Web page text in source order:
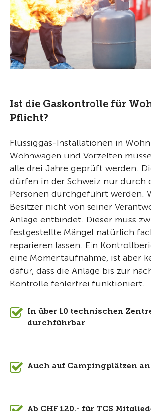
Ist die Gaskontrolle für
Pflicht?
Flüssiggas-Installationen in
Wohnwagen und Vorzelten
alle drei Jahre geprüft werden.
dürfen in der Schweiz nur durch
Personen durchgeführt werden.
Besitzer nicht von seiner
Anlage entbindet. Dieser muss
festgestellte Mängel natürlich
reparieren lassen. Ein
eine Momentaufnahme, ist aber
dafür, dass die Anlage bis zur
Kontrolle fehlerfrei funktioniert.
In über 10 technischen
durchführbar
Auch auf Campingplätzen
Ab CHF 120.- für TCS